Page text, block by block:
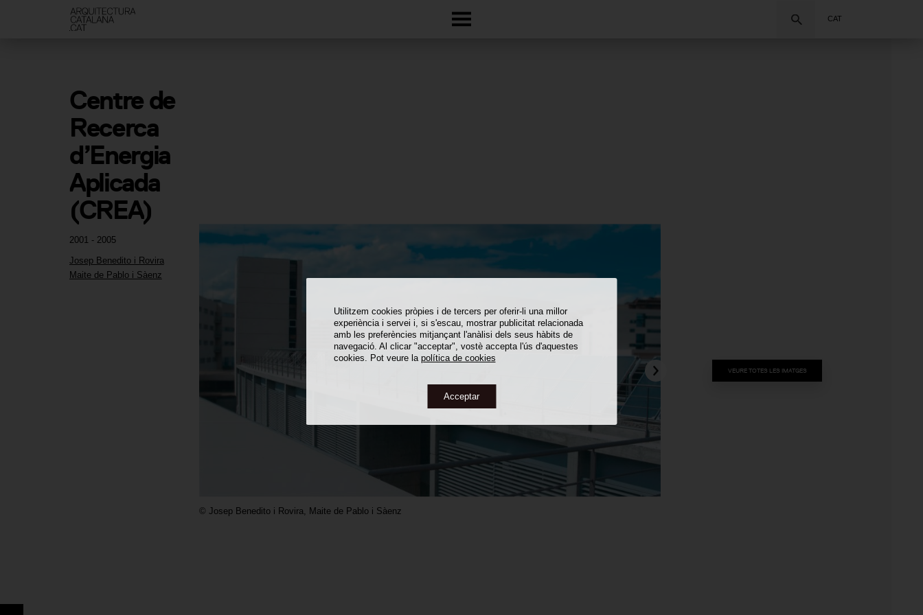
Utilitzem cookies pròpies i de tercers per oferir-li una millor
experiència i servei i, si s'escau, mostrar publicitat relacionada
amb les preferències mitjançant l'anàlisi dels seus hàbits de
navegació. Al clicar "acceptar", vostè accepta l'ús d'aquestes
cookies. Pot veure la política de cookies
Acceptar
CAT
2001 - 2005
Josep Benedito i Rovira
Maite de Pablo i Sàenz
Centre de
Recerca
d’Energia
Aplicada
(CREA)
©Josep Benedito i Rovira, Maite de Pablo i Sàenz
VEURE TOTES LES IMATGES